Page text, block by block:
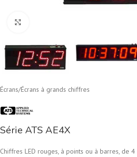
Écrans/Écrans à grands chiffres
Série ATS AE4X
Chiffres LED rouges, à points ou à barres, de